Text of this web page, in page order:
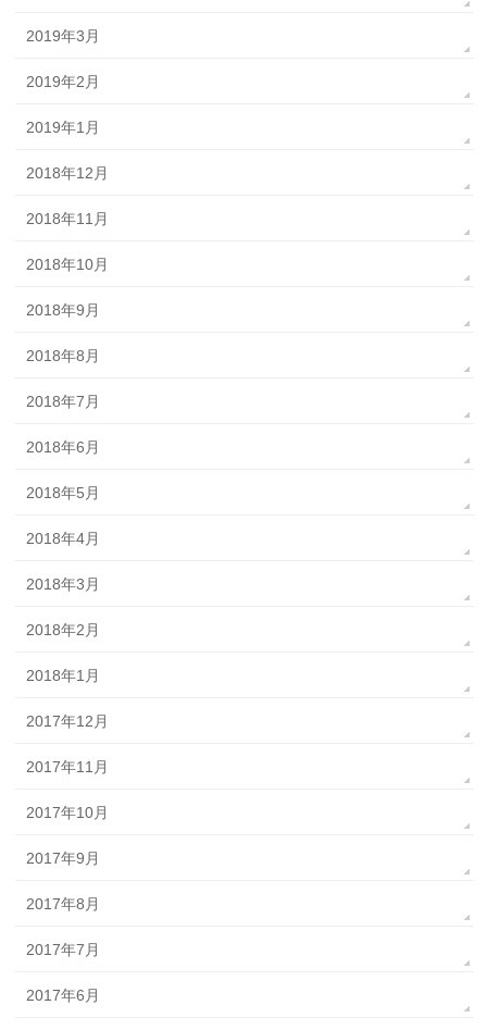
2019年3月
2019年2月
2019年1月
2018年12月
2018年11月
2018年10月
2018年9月
2018年8月
2018年7月
2018年6月
2018年5月
2018年4月
2018年3月
2018年2月
2018年1月
2017年12月
2017年11月
2017年10月
2017年9月
2017年8月
2017年7月
2017年6月